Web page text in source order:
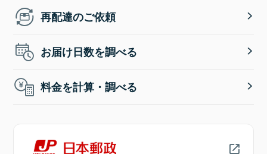
再配達のご依頼
お届け日数を調べる
料金を計算・調べる